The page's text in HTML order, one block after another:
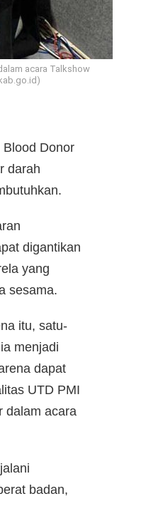
acara Talkshow
Donor
darah
digantikan
yang
sesama.
itu, satu-
menjadi
dapat
UTD PMI
dalam acara
badan,